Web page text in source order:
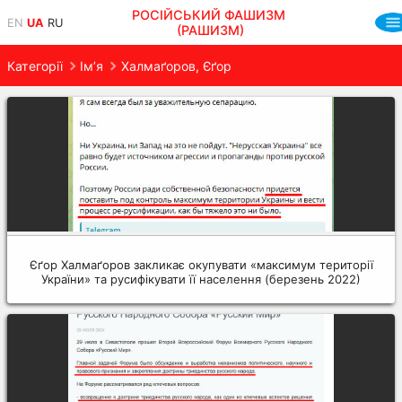
EN UA RU
РОСІЙСЬКИЙ ФАШИЗМ
(РАШИЗМ)
Категорії Ім’я Халмаґоров, Єґор
Єґор Халмаґоров закликає окупувати «максимум території
України» та русифікувати її населення (березень 2022)